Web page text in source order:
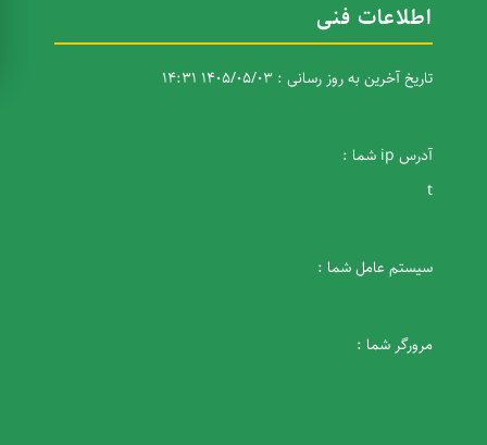
اطلاعات فنی
تاریخ آخرین به روز رسانی : 1405/05/03 14:31
آدرس ip شما :
t
سیستم عامل شما :
مرورگر شما :